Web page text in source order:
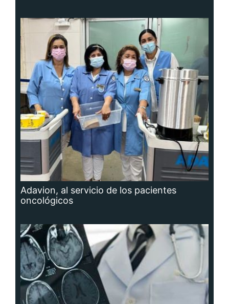
Adavion, al servicio de los pacientes
oncológicos